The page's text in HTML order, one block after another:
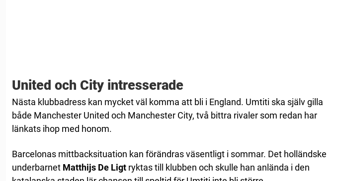
United och City intresserade
Nästa klubbadress kan mycket väl komma att bli i England. Umtiti ska själv gilla
både Manchester United och Manchester City, två bittra rivaler som redan har
länkats ihop med honom.
Barcelonas mittbacksituation kan förändras väsentligt i sommar. Det holländske
underbarnet Matthijs De Ligt ryktas till klubben och skulle han anlända i den